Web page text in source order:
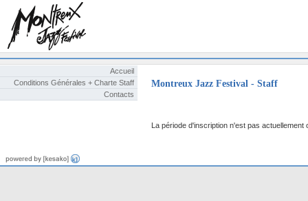
Accueil
Conditions Générales + Charte Staff
Contacts
Montreux Jazz Festival - Staff
La période d'inscription n'est pas actuellement